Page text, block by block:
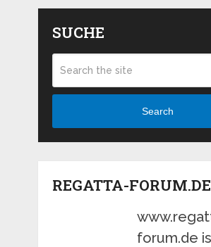
SUCHE
Search
REGATTA-FORUM.DE
forum.de